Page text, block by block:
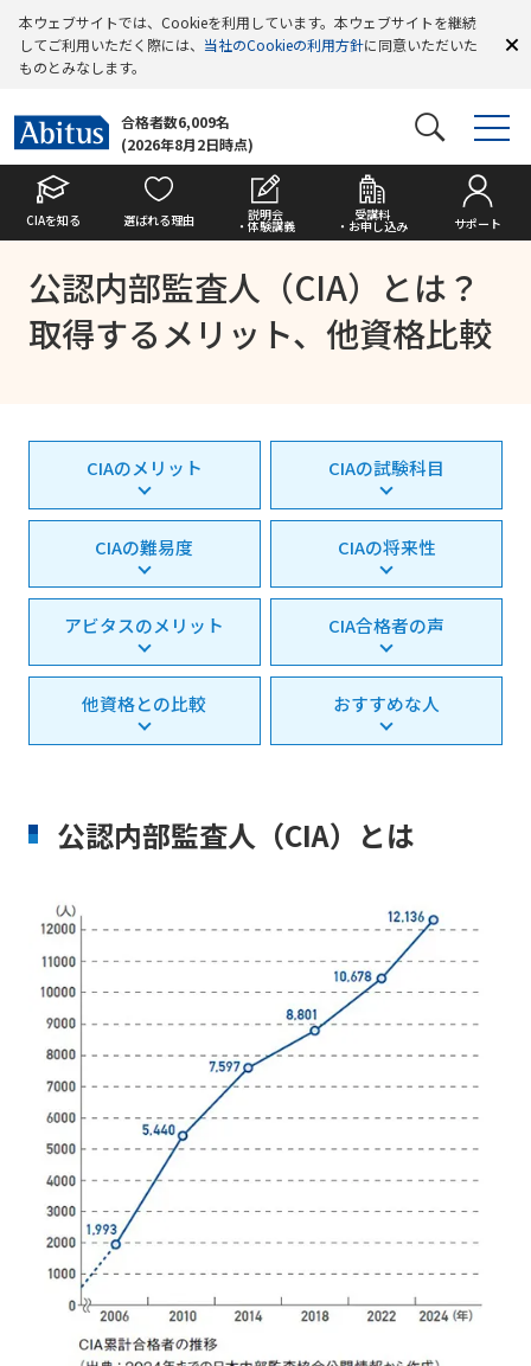
本ウェブサイトでは、Cookieを利用しています。本ウェブサイトを継続
してご利用いただく際には、 当社のCookieの利用方針に同意いただいた
ものとみなします。
合格者数6,009名
(2026年8月2日時点)
CIAを知る 選ばれる理由 説明会
・体験講義
受講料
・お申し込み サポート
公認内部監査人（CIA）とは？
取得するメリット、他資格比較
CIAのメリット CIAの試験科目
CIAの難易度 CIAの将来性
アビタスのメリット CIA合格者の声
他資格との比較 おすすめな人
公認内部監査人（CIA）とは